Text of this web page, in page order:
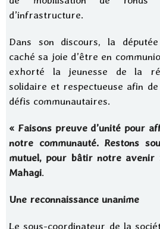
d’infrastructure.
Dans son discours, la
caché sa joie d’être en
exhorté la jeunesse de la
solidaire et respectueuse afin
défis communautaires.
« Faisons preuve d’unité pour
notre communauté. Restons
mutuel, pour bâtir notre avenir
Mahagi.
Une reconnaissance unanime
Le sous-coordinateur de la